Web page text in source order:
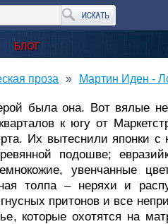
БЛОГ
проза Мартин Иден -
была она. Вот вялые
к югу от
рта. Их вытеснили японки
подошве;
увенчанные
толпа – неряхи и
притонов и все
которые охотятся на